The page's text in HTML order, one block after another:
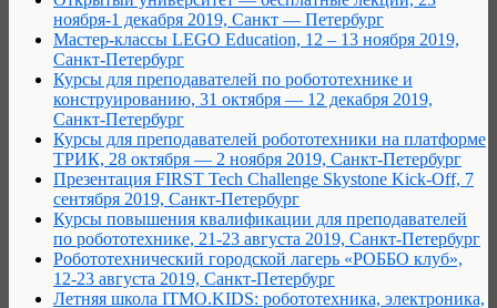
ноября-1 декабря 2019, Санкт — Петербург
Мастер-классы LEGO Education, 12 – 13 ноября 2019,
Санкт-Петербург
Курсы для преподавателей по робототехнике и
конструированию, 31 октября — 12 декабря 2019,
Санкт-Петербург
Курсы для преподавателей робототехники на платформе
ТРИК, 28 октября — 2 ноября 2019, Санкт-Петербург
Презентация FIRST Tech Challenge Skystone Kick-Off, 7
сентября 2019, Санкт-Петербург
Курсы повышения квалификации для преподавателей
по робототехнике, 21-23 августа 2019, Санкт-Петербург
Робототехнический городской лагерь «РОББО клуб»,
12-23 августа 2019, Санкт-Петербург
Летняя школа ITMO.KIDS: робототехника, электроника,